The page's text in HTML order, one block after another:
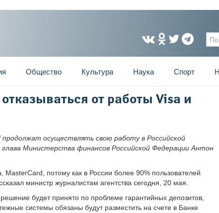
Общество Культура Наука Спорт
от работы Visa и
осуществлять свою работу в Российской
Министерства финансов Российской Федерации Антон
потому как в России более 90% пользователей
министр журналистам агентства сегодня, 20 мая.
будет принято по проблеме гарантийных депозитов,
системы обязаны будут разместить на счете в Банке